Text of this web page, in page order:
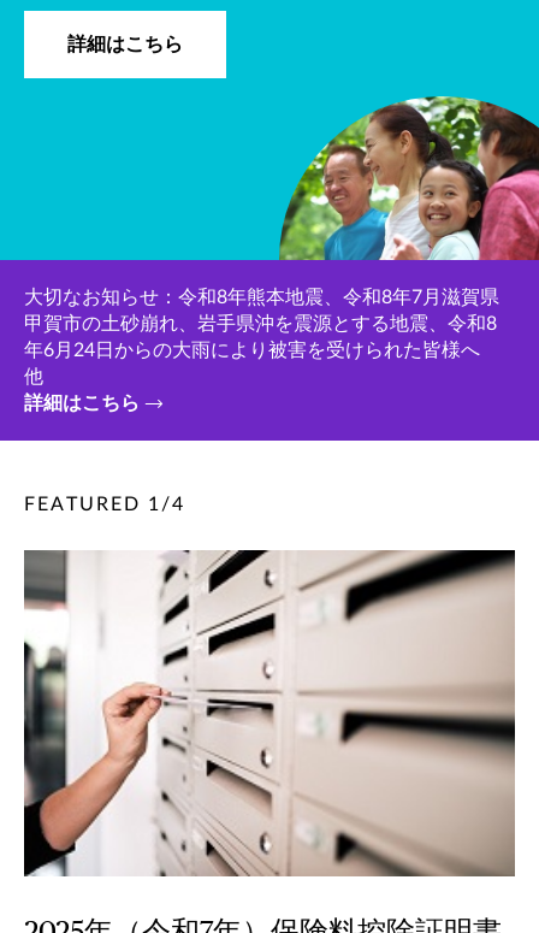
詳細はこちら
大切なお知らせ：令和8年熊本地震、令和8年7月滋賀県
甲賀市の土砂崩れ、岩手県沖を震源とする地震、令和8
年6月24日からの大雨により被害を受けられた皆様へ
他
詳細はこちら
FEATURED 1 /4